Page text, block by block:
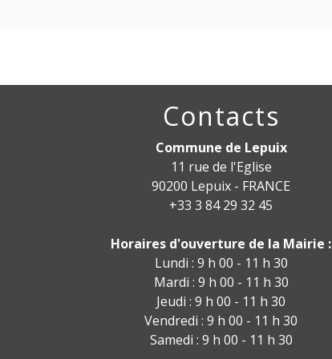
Contacts
Commune de Lepuix
11 rue de l'Eglise
90200 Lepuix - FRANCE
+33 3 84 29 32 45
Horaires d'ouverture de la Mairie :
Lundi : 9 h 00 - 11 h 30
Mardi : 9 h 00 - 11 h 30
Jeudi : 9 h 00 - 11 h 30
Vendredi : 9 h 00 - 11 h 30
Samedi : 9 h 00 - 11 h 30